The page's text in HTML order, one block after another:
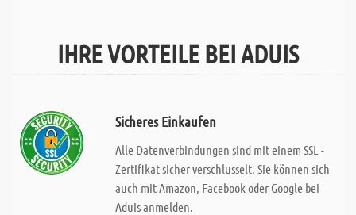
IHRE VORTEILE BEI ADUIS
Sicheres Einkaufen
Alle Datenverbindungen sind mit einem SSL -
Zertifikat sicher verschlusselt. Sie können sich
auch mit Amazon, Facebook oder Google bei
Aduis anmelden.